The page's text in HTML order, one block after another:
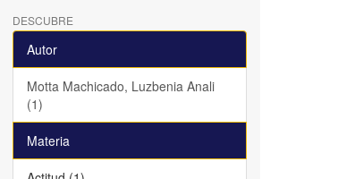
DESCUBRE
Autor
Motta Machicado, Luzbenia Anali
(1)
Materia